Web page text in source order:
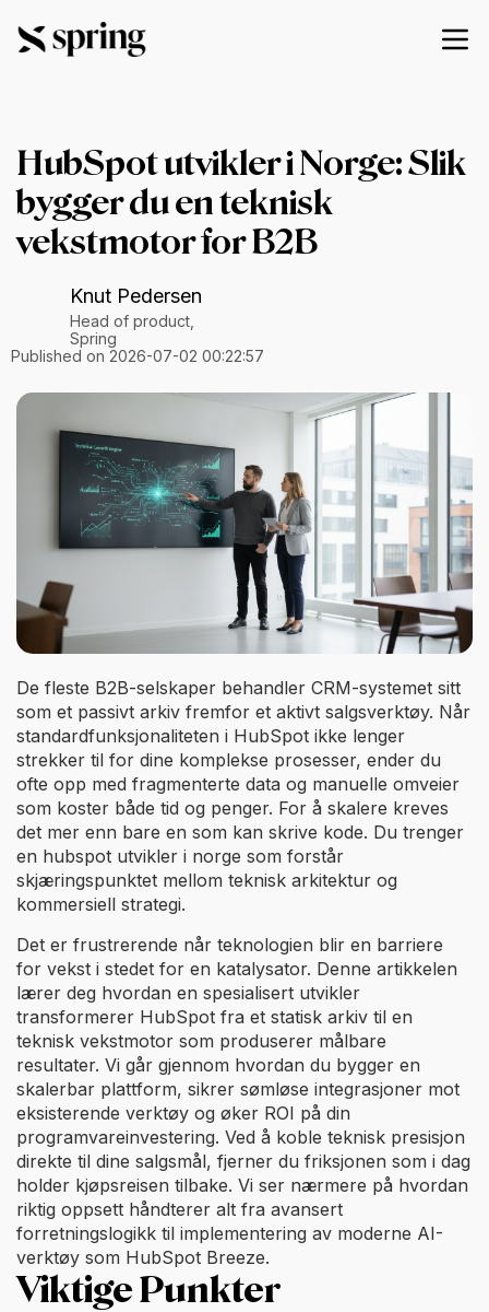
HubSpot utvikler i Norge: Slik
bygger du en teknisk
vekstmotor for B2B
Knut Pedersen
Head of product,
Spring
Published on 2026-07-02 00:22:57
De fleste B2B-selskaper behandler CRM-systemet sitt
som et passivt arkiv fremfor et aktivt salgsverktøy. Når
standardfunksjonaliteten i HubSpot ikke lenger
strekker til for dine komplekse prosesser, ender du
ofte opp med fragmenterte data og manuelle omveier
som koster både tid og penger. For å skalere kreves
det mer enn bare en som kan skrive kode. Du trenger
en hubspot utvikler i norge som forstår
skjæringspunktet mellom teknisk arkitektur og
kommersiell strategi.
Det er frustrerende når teknologien blir en barriere
for vekst i stedet for en katalysator. Denne artikkelen
lærer deg hvordan en spesialisert utvikler
transformerer HubSpot fra et statisk arkiv til en
teknisk vekstmotor som produserer målbare
resultater. Vi går gjennom hvordan du bygger en
skalerbar plattform, sikrer sømløse integrasjoner mot
eksisterende verktøy og øker ROI på din
programvareinvestering. Ved å koble teknisk presisjon
direkte til dine salgsmål, fjerner du friksjonen som i dag
holder kjøpsreisen tilbake. Vi ser nærmere på hvordan
riktig oppsett håndterer alt fra avansert
forretningslogikk til implementering av moderne AI-
verktøy som HubSpot Breeze.
Viktige Punkter